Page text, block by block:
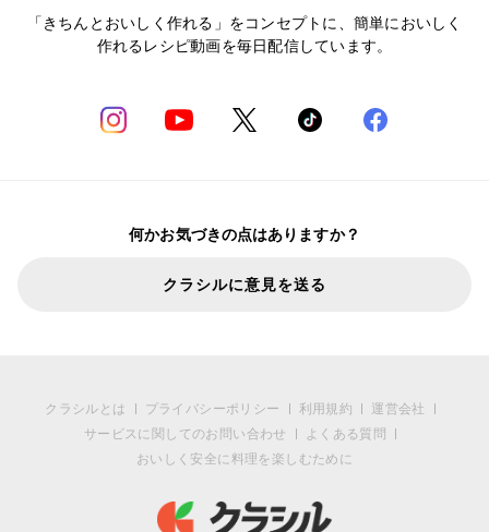
「きちんとおいしく作れる」をコンセプトに、簡単においしく
作れるレシピ動画を毎日配信しています。
何かお気づきの点はありますか？
クラシルに意見を送る
クラシルとは プライバシーポリシー 利用規約
運営会社
サービスに関してのお問い合わせ
よくある質問
おいしく安全に料理を楽しむために